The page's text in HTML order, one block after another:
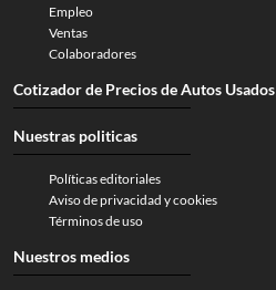
Empleo
Ventas
Colaboradores
Cotizador de Precios de Autos Usados
Nuestras politicas
Políticas editoriales
Aviso de privacidad y cookies
Términos de uso
Nuestros medios